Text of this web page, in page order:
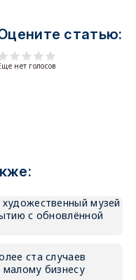
статью:
нет голосов
музей
с обновлённой
ста случаев
бизнесу